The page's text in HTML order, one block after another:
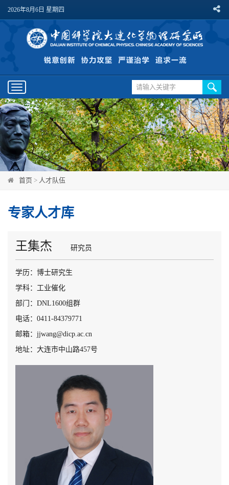
2026年8月6日 星期四
Toggle
navigation
首页 > 人才队伍
专家人才库
王集杰 研究员
学历：博士研究生
学科：工业催化
部门：DNL1600组群
电话：0411-84379771
邮箱：jjwang@dicp.ac.cn
地址：大连市中山路457号